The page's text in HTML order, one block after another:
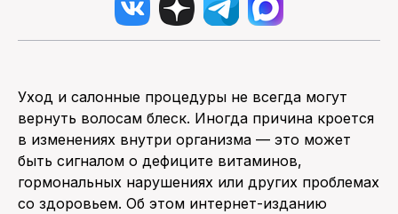
Уход и салонные процедуры не всегда могут
вернуть волосам блеск. Иногда причина кроется
в изменениях внутри организма — это может
быть сигналом о дефиците витаминов,
гормональных нарушениях или других проблемах
со здоровьем. Об этом интернет-изданию